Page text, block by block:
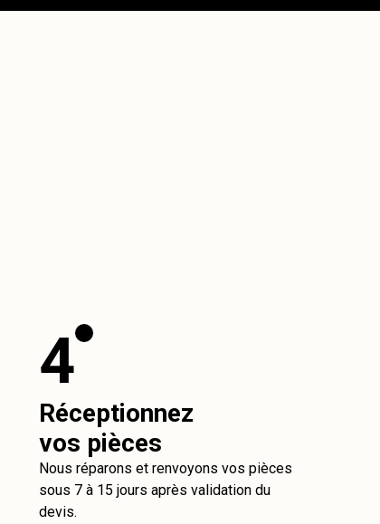
4
Réceptionnez
vos pièces
Nous réparons et renvoyons vos pièces
sous 7 à 15 jours après validation du
devis.